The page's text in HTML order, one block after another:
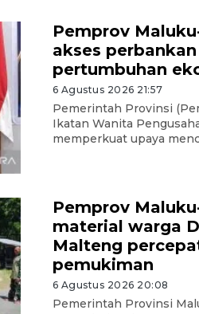
Pemprov
akses
pertumbuhan
6 Agustus 2026 21:57
Pemerintah Provinsi
Ikatan Wanita
memperkuat upaya
Pemprov
material warga
Malteng
pemukiman
6 Agustus 2026 20:08
Pemerintah Provinsi